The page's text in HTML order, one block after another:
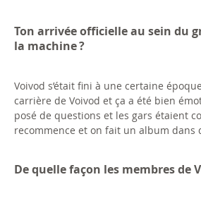
Ton arrivée officielle au sein du
la machine ?
Voivod s’était fini à une certaine
carrière de Voivod et ça a été bien
posé de questions et les gars étaient
recommence et on fait un album
De quelle façon les membres